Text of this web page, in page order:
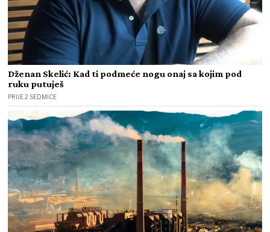
Dženan Skelić: Kad ti podmeće nogu onaj sa kojim pod
ruku putuješ
PRIJE 2 SEDMICE